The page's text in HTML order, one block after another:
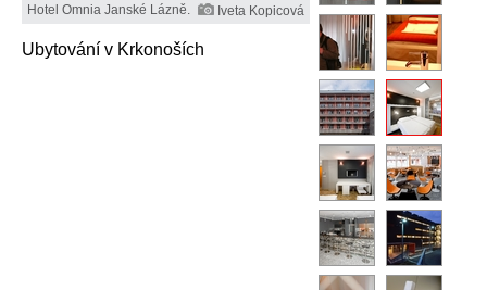
Hotel Omnia Janské Lázně. Iveta Kopicová
Ubytování v Krkonoších